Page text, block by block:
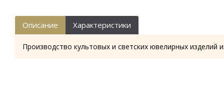
Описание Характеристики
Производство культовых и светских ювелирных изделий